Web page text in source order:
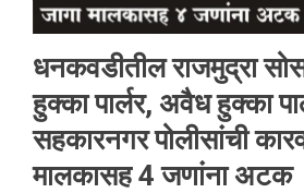
धनकवडीतील राजमुद्रा
हुक्का पार्लर, अवैध हुक्का
सहकारनगर पोलीसांची
मालकासह 4 जणांना अटक